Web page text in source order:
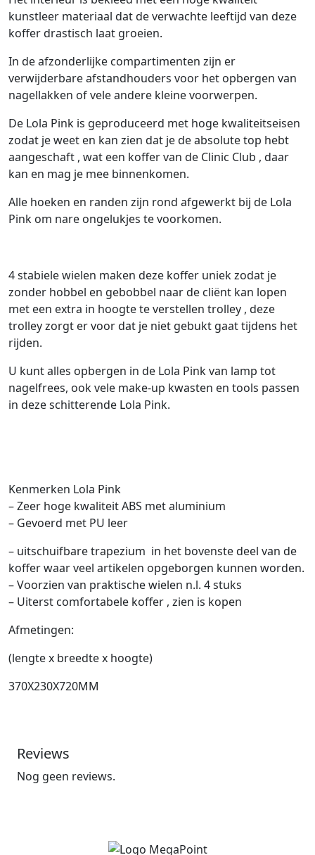
kunstleer materiaal dat de verwachte leeftijd van deze
koffer drastisch laat groeien.
In de afzonderlijke compartimenten zijn er
verwijderbare afstandhouders voor het opbergen van
nagellakken of vele andere kleine voorwerpen.
De Lola Pink is geproduceerd met hoge kwaliteitseisen
zodat je weet en kan zien dat je de absolute top hebt
aangeschaft , wat een koffer van de Clinic Club , daar
kan en mag je mee binnenkomen.
Alle hoeken en randen zijn rond afgewerkt bij de Lola
Pink om nare ongelukjes te voorkomen.
4 stabiele wielen maken deze koffer uniek zodat je
zonder hobbel en gebobbel naar de cliënt kan lopen
met een extra in hoogte te verstellen trolley , deze
trolley zorgt er voor dat je niet gebukt gaat tijdens het
rijden.
U kunt alles opbergen in de Lola Pink van lamp tot
nagelfrees, ook vele make-up kwasten en tools passen
in deze schitterende Lola Pink.
Kenmerken Lola Pink
– Zeer hoge kwaliteit ABS met aluminium
– Gevoerd met PU leer
– uitschuifbare trapezium in het bovenste deel van de
koffer waar veel artikelen opgeborgen kunnen worden.
– Voorzien van praktische wielen n.l. 4 stuks
– Uiterst comfortabele koffer , zien is kopen
Afmetingen:
(lengte x breedte x hoogte)
370X230X720MM
Reviews
Nog geen reviews.